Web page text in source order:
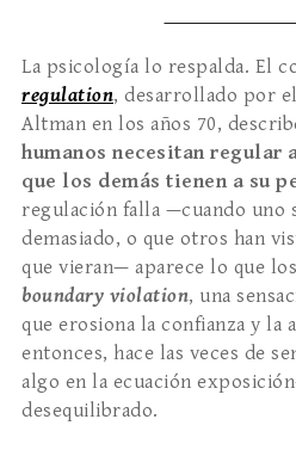
La psicología lo respalda. El
regulation, desarrollado por
Altman en los años 70,
humanos necesitan regular
que los demás tienen a su
regulación falla —cuando uno
demasiado, o que otros han
que vieran— aparece lo que
boundary violation, una
que erosiona la confianza y la
entonces, hace las veces de
algo en la ecuación
desequilibrado.